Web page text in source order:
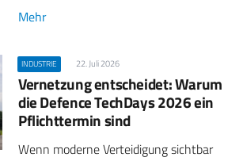
Mehr
INDUSTRIE 22. Juli 2026
Vernetzung entscheidet: Warum
die Defence TechDays 2026 ein
Pflichttermin sind
Wenn moderne Verteidigung sichtbar